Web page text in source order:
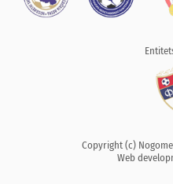
Copyright (c)
Web